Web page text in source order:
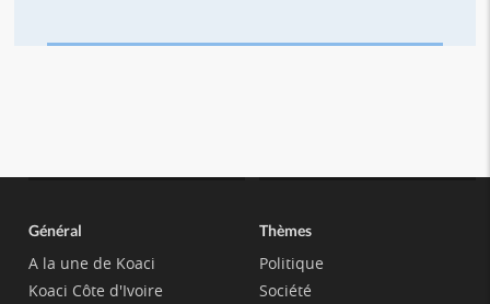
Général
A la une de Koaci
Koaci Côte d'Ivoire
Thèmes
Politique
Société